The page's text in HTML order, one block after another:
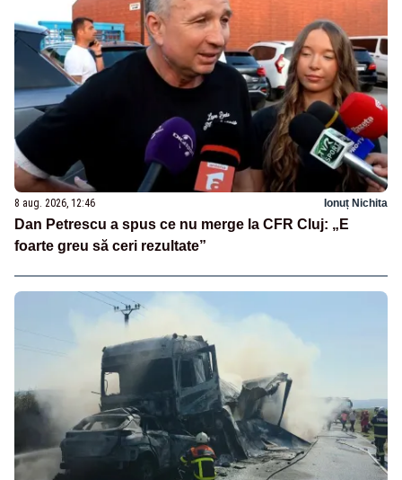
8 aug. 2026, 12:46 Ionuț Nichita
Dan Petrescu a spus ce nu merge la CFR Cluj: „E
foarte greu să ceri rezultate”